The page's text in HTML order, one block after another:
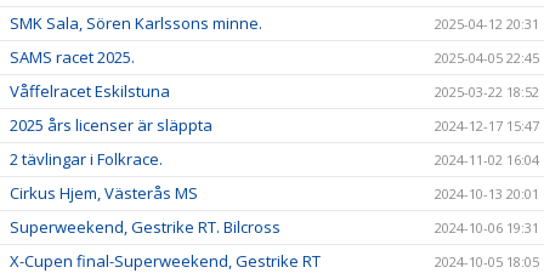
SMK Sala, Sören Karlssons minne. 2025-04-12 20:31
SAMS racet 2025. 2025-04-05 22:45
Våffelracet Eskilstuna 2025-03-22 18:52
2025 års licenser är släppta 2024-12-17 15:47
2 tävlingar i Folkrace. 2024-11-02 16:04
Cirkus Hjem, Västerås MS 2024-10-13 20:01
Superweekend, Gestrike RT. Bilcross 2024-10-06 19:31
X-Cupen final-Superweekend, Gestrike RT 2024-10-05 18:05